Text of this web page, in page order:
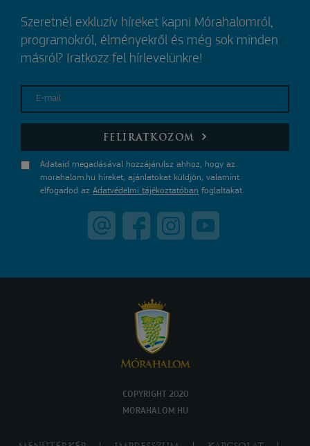
Szeretnél exkluzív híreket kapni Mórahalomról,
programokról, élményekről és még sok minden
másról? Iratkozz fel hírlevelünkre!
E-mail
FELIRATKOZOM
Adataid megadásával hozzájárulsz ahhoz, hogy az
morahalom.hu híreket, ajánlatokat küldjön, valamint
elfogadod az Adatvédelmi tájékoztatóban foglaltakat.
COPYRIGHT 2020
MORAHALOM.HU